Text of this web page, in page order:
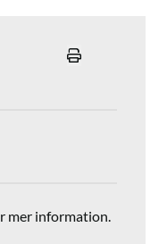
mer information.